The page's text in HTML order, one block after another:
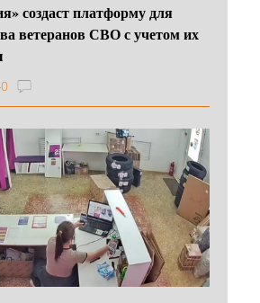
создаст платформу для
ветеранов СВО с учетом их